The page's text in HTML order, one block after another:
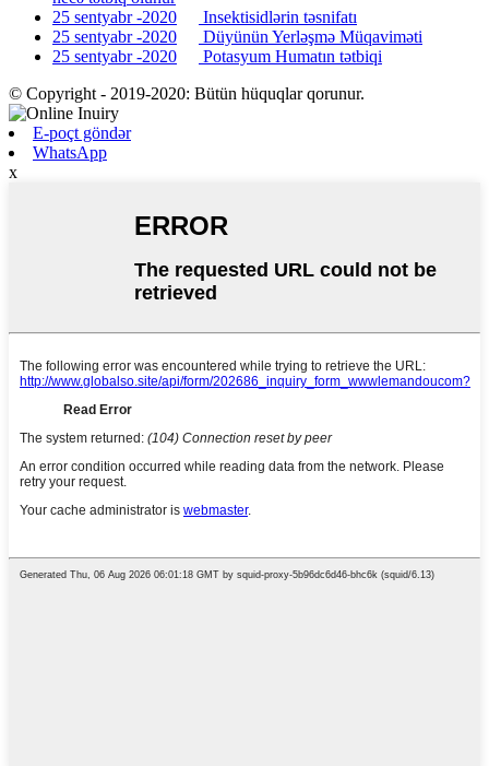
25 sentyabr -2020
Insektisidlərin təsnifatı
25 sentyabr -2020
Düyünün Yerləşmə Müqaviməti
25 sentyabr -2020
Potasyum Humatın tətbiqi
© Copyright - 2019-2020: Bütün hüquqlar qorunur.
E-poçt göndər
WhatsApp
x